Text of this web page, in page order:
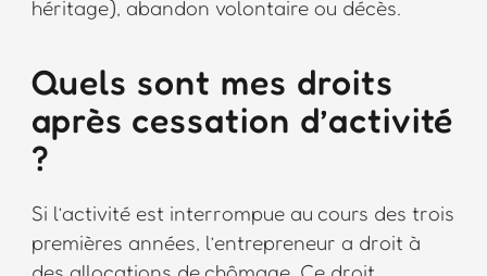
héritage), abandon volontaire ou décès.
Quels sont mes droits
après cessation d’activité
?
Si l’activité est interrompue au cours des trois
premières années, l’entrepreneur a droit à
des allocations de chômage. Ce droit